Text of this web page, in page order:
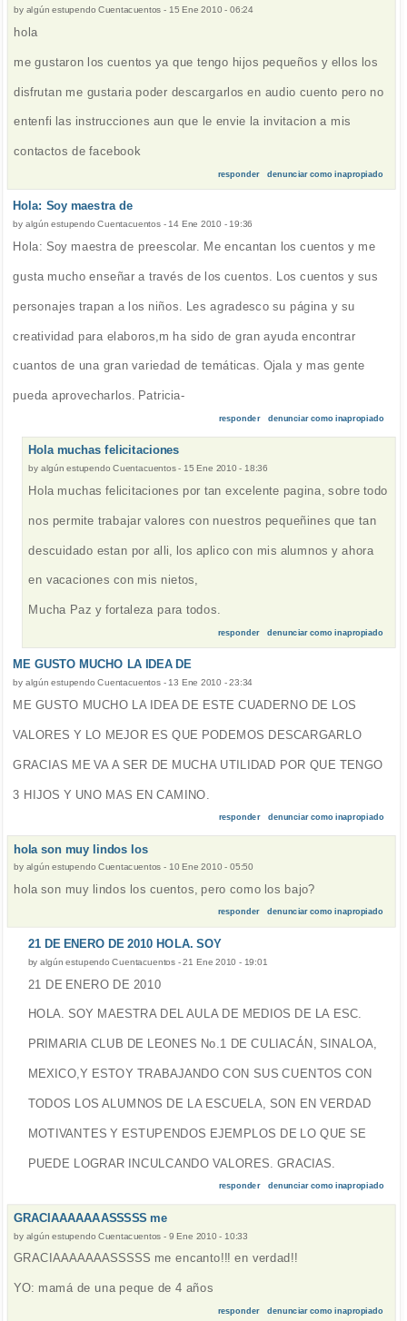
by algún estupendo Cuentacuentos - 15 Ene 2010 - 06:24
hola
me gustaron los cuentos ya que tengo hijos pequeños y ellos los
disfrutan me gustaria poder descargarlos en audio cuento pero no
entenfi las instrucciones aun que le envie la invitacion a mis
contactos de facebook
responder denunciar como inapropiado
Hola: Soy maestra de
by algún estupendo Cuentacuentos- 14 Ene 2010 - 19:36
Hola: Soy maestra de preescolar. Me encantan los cuentos y me
gusta mucho enseñar a través de los cuentos. Los cuentos y sus
personajes trapan a los niños. Les agradesco su página y su
creatividad para elaboros,m ha sido de gran ayuda encontrar
cuantos de una gran variedad de temáticas. Ojala y mas gente
pueda aprovecharlos. Patricia-
responder denunciar como inapropiado
Hola muchas felicitaciones
by algún estupendo Cuentacuentos- 15 Ene 2010 - 18:36
Hola muchas felicitaciones por tan excelente pagina, sobre todo
nos permite trabajar valores con nuestros pequeñines que tan
descuidado estan por alli, los aplico con mis alumnos y ahora
en vacaciones con mis nietos,
Mucha Paz y fortaleza para todos.
responder denunciar como inapropiado
ME GUSTO MUCHO LA IDEA DE
by algún estupendo Cuentacuentos- 13 Ene 2010 - 23:34
ME GUSTO MUCHO LA IDEA DE ESTE CUADERNO DE LOS
VALORES Y LO MEJOR ES QUE PODEMOS DESCARGARLO
GRACIAS ME VA A SER DE MUCHA UTILIDAD POR QUE TENGO
3 HIJOS Y UNO MAS EN CAMINO.
responder denunciar como inapropiado
hola son muy lindos los
by algún estupendo Cuentacuentos - 10 Ene 2010 - 05:50
hola son muy lindos los cuentos, pero como los bajo?
responder denunciar como inapropiado
21 DE ENERO DE 2010 HOLA. SOY
byalgún estupendo Cuentacuentos -21 Ene 2010 - 19:01
21 DE ENERO DE 2010
HOLA. SOY MAESTRA DEL AULA DE MEDIOS DE LA ESC.
PRIMARIA CLUB DE LEONES No.1 DE CULIACÁN, SINALOA,
MEXICO,Y ESTOY TRABAJANDO CON SUS CUENTOS CON
TODOS LOS ALUMNOS DE LA ESCUELA, SON EN VERDAD
MOTIVANTES Y ESTUPENDOS EJEMPLOS DE LO QUE SE
PUEDE LOGRAR INCULCANDO VALORES. GRACIAS.
responder denunciar como inapropiado
GRACIAAAAAAASSSSS me
by algún estupendo Cuentacuentos - 9 Ene 2010 - 10:33
GRACIAAAAAAASSSSS me encanto!!! en verdad!!
YO: mamá de una peque de 4 años
responder denunciar como inapropiado